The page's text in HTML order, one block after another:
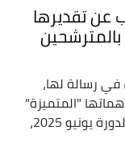
عن تقديرها
في رسالة لها،
"المتميزة"
في التكفل بمترشحي شهادة البكالوريا لدورة يونيو 2025،